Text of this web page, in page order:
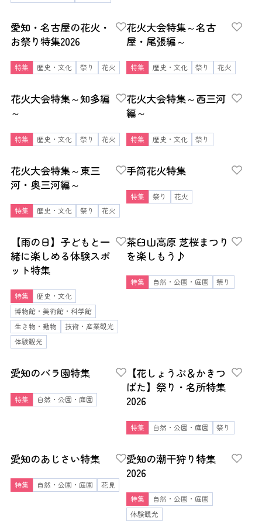
愛知・名古屋の花火・
お祭り特集2026
特集 歴史・文化 祭り 花火
花火大会特集～名古
屋・尾張編～
特集 歴史・文化 祭り 花火
花火大会特集～知多編
～
特集 歴史・文化 祭り 花火
花火大会特集～西三河
編～
特集 歴史・文化 祭り
花火大会特集～東三
河・奥三河編～
特集 歴史・文化 祭り 花火
手筒花火特集
特集 祭り 花火
【雨の日】子どもと一
緒に楽しめる体験スポ
ット特集
特集
歴史・文化
博物館・美術館・科学館
生き物・動物
技術・産業観光
体験観光
茶臼山高原 芝桜まつり
を楽しもう♪
特集 自然・公園・庭園 祭り
愛知のバラ園特集
特集 自然・公園・庭園
【花しょうぶ＆かきつ
ばた】祭り・名所特集
2026
特集 自然・公園・庭園 祭り
愛知のあじさい特集
特集 自然・公園・庭園 花見
愛知の潮干狩り特集
2026
特集
自然・公園・庭園
体験観光